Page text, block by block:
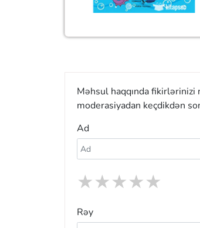
Məhsul haqqında fikirlərinizi
moderasiyadan keçdikdən
Ad
★
★
★
★
★
Rəy